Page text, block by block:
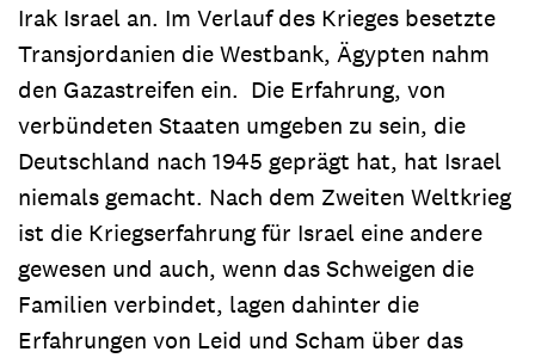
Irak Israel an. Im Verlauf des Krieges besetzte
Transjordanien die Westbank, Ägypten nahm
den Gazastreifen ein. Die Erfahrung, von
verbündeten Staaten umgeben zu sein, die
Deutschland nach 1945 geprägt hat, hat Israel
niemals gemacht. Nach dem Zweiten Weltkrieg
ist die Kriegserfahrung für Israel eine andere
gewesen und auch, wenn das Schweigen die
Familien verbindet, lagen dahinter die
Erfahrungen von Leid und Scham über das